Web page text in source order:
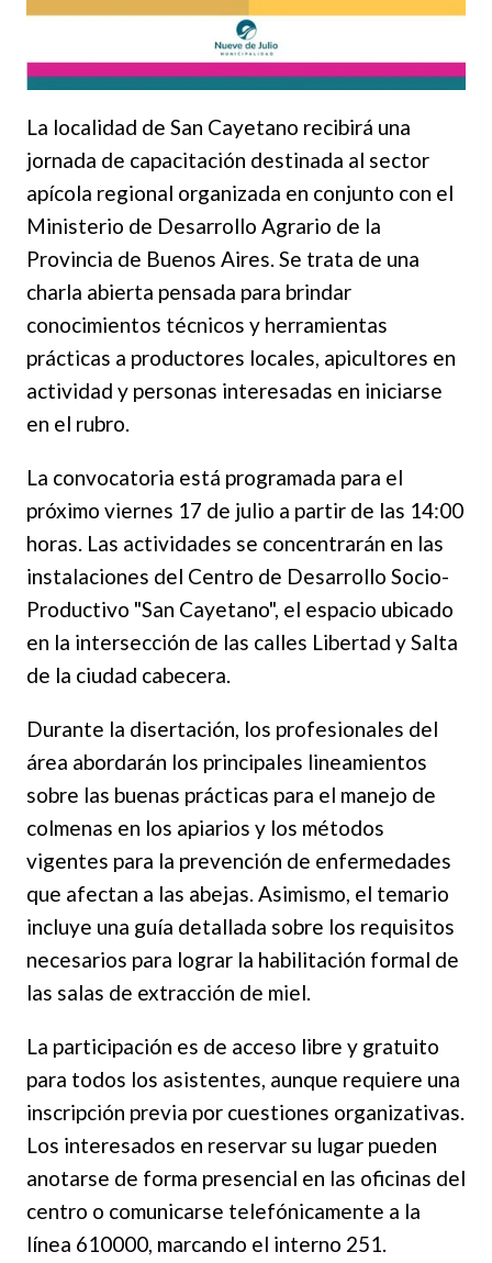
La localidad de San Cayetano recibirá una
jornada de capacitación destinada al sector
apícola regional organizada en conjunto con el
Ministerio de Desarrollo Agrario de la
Provincia de Buenos Aires. Se trata de una
charla abierta pensada para brindar
conocimientos técnicos y herramientas
prácticas a productores locales, apicultores en
actividad y personas interesadas en iniciarse
en el rubro.
La convocatoria está programada para el
próximo viernes 17 de julio a partir de las 14:00
horas. Las actividades se concentrarán en las
instalaciones del Centro de Desarrollo Socio-
Productivo "San Cayetano", el espacio ubicado
en la intersección de las calles Libertad y Salta
de la ciudad cabecera.
Durante la disertación, los profesionales del
área abordarán los principales lineamientos
sobre las buenas prácticas para el manejo de
colmenas en los apiarios y los métodos
vigentes para la prevención de enfermedades
que afectan a las abejas. Asimismo, el temario
incluye una guía detallada sobre los requisitos
necesarios para lograr la habilitación formal de
las salas de extracción de miel.
La participación es de acceso libre y gratuito
para todos los asistentes, aunque requiere una
inscripción previa por cuestiones organizativas.
Los interesados en reservar su lugar pueden
anotarse de forma presencial en las oficinas del
centro o comunicarse telefónicamente a la
línea 610000, marcando el interno 251.